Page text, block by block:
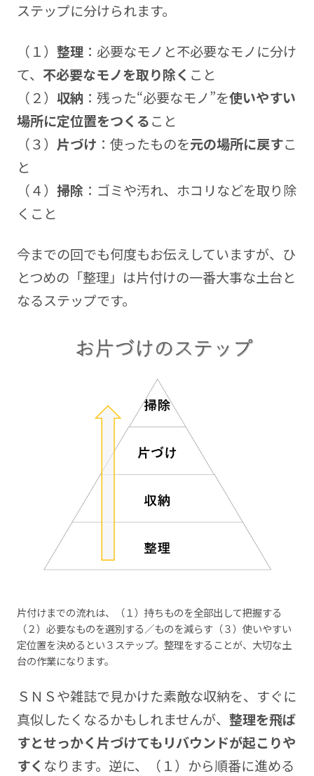
ステップに分けられます。
（１） 整理：必要なモノと不必要なモノに分け
て、 不必要なモノを取り除く こと
（２） 収納 ：残った“必要なモノ”を使いやすい
場所に定位置をつくること
（３） 片づけ ：使ったものを元の場所に戻すこ
と
（４） 掃除 ：ゴミや汚れ、ホコリなどを取り除
くこと
今までの回でも何度もお伝えしていますが、ひ
とつめの「整理」は片付けの一番大事な土台と
なるステップです。
片付けまでの流れは、（１）持ちものを全部出して把握する
（２）必要なものを選別する／ものを減らす（３）使いやすい
定位置を決めるとい３ステップ。整理をすることが、大切な土
台の作業になります。
ＳＮＳや雑誌で見かけた素敵な収納を、すぐに
真似したくなるかもしれませんが、 整理を飛ば
すとせっかく片づけてもリバウンドが起こりや
すく なります。逆に、（１）から順番に進める